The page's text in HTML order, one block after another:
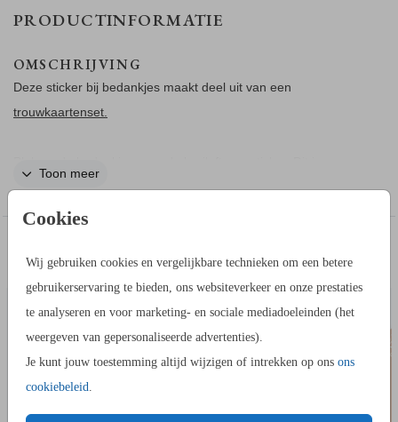
Cookies
Wij gebruiken cookies en vergelijkbare technieken om een betere
gebruikerservaring te bieden, ons websiteverkeer en onze prestaties
te analyseren en voor marketing- en sociale mediadoeleinden (het
weergeven van gepersonaliseerde advertenties).
Je kunt jouw toestemming altijd wijzigen of intrekken op ons ons
cookiebeleid
PRODUCTINFORMATIE
OMSCHRIJVING
Deze sticker bij bedankjes maakt deel uit van een
trouwkaartenset.
ronde sticker met een takje. Je kan in de editor de teksten
aanpassen naar wens. Je kan de sticker gebruiken om op een
zitten 25 stuks op een vel.
Toon meer
BESTELLENBEDANKKAART